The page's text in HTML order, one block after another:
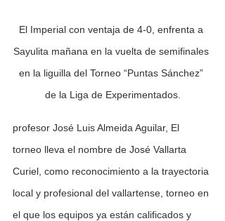
El Imperial con ventaja de 4-0, enfrenta a
Sayulita mañana en la vuelta de semifinales
en la liguilla del Torneo “Puntas Sánchez”
de la Liga de Experimentados.
profesor José Luis Almeida Aguilar, El
torneo lleva el nombre de José Vallarta
Curiel, como reconocimiento a la trayectoria
local y profesional del vallartense, torneo en
el que los equipos ya están calificados y